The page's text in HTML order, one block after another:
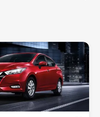
กม.และที่แพงที่สุดคือ 2013
งสภาพดี Under ฿5 ล้าน สำ
ล้าน Thailand ร
สำหรับรุ่น